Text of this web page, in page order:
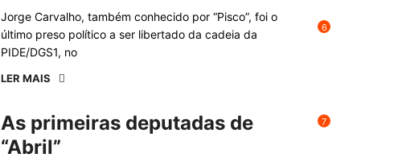
Jorge Carvalho, também conhecido por “Pisco”, foi o
último preso político a ser libertado da cadeia da
PIDE/DGS1, no
LER MAIS
As primeiras deputadas de
“Abril”
6
7